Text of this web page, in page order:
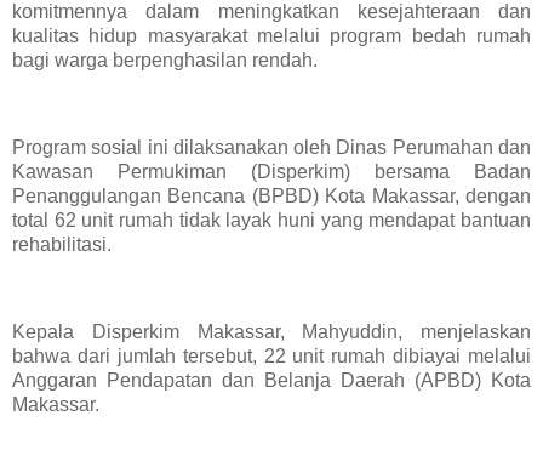
komitmennya dalam meningkatkan kesejahteraan dan
kualitas hidup masyarakat melalui program bedah rumah
bagi warga berpenghasilan rendah.
Program sosial ini dilaksanakan oleh Dinas Perumahan dan
Kawasan Permukiman (Disperkim) bersama Badan
Penanggulangan Bencana (BPBD) Kota Makassar, dengan
total 62 unit rumah tidak layak huni yang mendapat bantuan
rehabilitasi.
Kepala Disperkim Makassar, Mahyuddin, menjelaskan
bahwa dari jumlah tersebut, 22 unit rumah dibiayai melalui
Anggaran Pendapatan dan Belanja Daerah (APBD) Kota
Makassar.